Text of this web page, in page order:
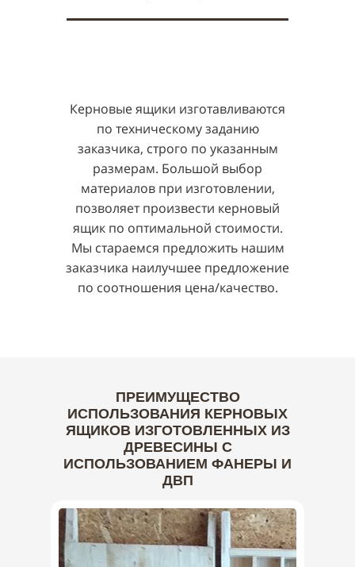
Керновые ящики изготавливаются
по техническому заданию
заказчика, строго по указанным
размерам. Большой выбор
материалов при изготовлении,
позволяет произвести керновый
ящик по оптимальной стоимости.
Мы стараемся предложить нашим
заказчика наилучшее предложение
по соотношения цена/качество.
ПРЕИМУЩЕСТВО
ИСПОЛЬЗОВАНИЯ КЕРНОВЫХ
ЯЩИКОВ ИЗГОТОВЛЕННЫХ ИЗ
ДРЕВЕСИНЫ С
ИСПОЛЬЗОВАНИЕМ ФАНЕРЫ И
ДВП